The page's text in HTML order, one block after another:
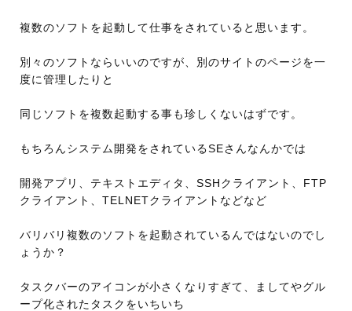
複数のソフトを起動して仕事をされていると思います。
別々のソフトならいいのですが、別のサイトのページを一
度に管理したりと
同じソフトを複数起動する事も珍しくないはずです。
もちろんシステム開発をされているSEさんなんかでは
開発アプリ、テキストエディタ、SSHクライアント、FTP
クライアント、TELNETクライアントなどなど
バリバリ複数のソフトを起動されているんではないのでし
ょうか？
タスクバーのアイコンが小さくなりすぎて、ましてやグル
ープ化されたタスクをいちいち